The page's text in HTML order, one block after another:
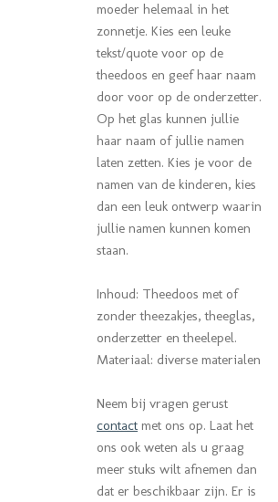
moeder helemaal in het
zonnetje. Kies een leuke
tekst/quote voor op de
theedoos en geef haar naam
door voor op de onderzetter.
Op het glas kunnen jullie
haar naam of jullie namen
laten zetten. Kies je voor de
namen van de kinderen, kies
dan een leuk ontwerp waarin
jullie namen kunnen komen
staan.
Inhoud: Theedoos met of
zonder theezakjes, theeglas,
onderzetter en theelepel.
Materiaal: diverse materialen
Neem bij vragen gerust
contact met ons op. Laat het
ons ook weten als u graag
meer stuks wilt afnemen dan
dat er beschikbaar zijn. Er is